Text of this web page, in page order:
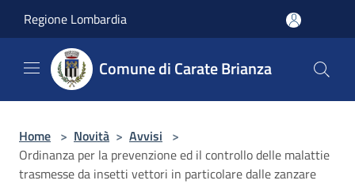
Regione Lombardia
Comune di Carate Brianza
Home > Novità > Avvisi >
Ordinanza per la prevenzione ed il controllo delle malattie
trasmesse da insetti vettori in particolare dalle zanzare